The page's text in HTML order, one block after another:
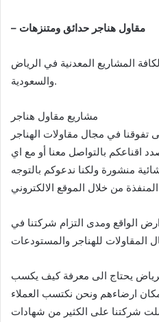
– مقاول هناجر حدائق ومتنزهات
المشاريع المعدنية في الرياض
والسعودية.
مشاريع مقاول هناجر
تفوقنا في مجال مقاولات الهناجر
اقناعكم بالتواصل معنا أو مع اي
منشورة ولكنا ندعوكم بالتوجه
الواقع ومدى التزام شركتنا في
يحتاج الى معرفة كيف يكسب
ارضاءهم ونحن نكتسب العملاء
شركتنا على الكثير من شهادات